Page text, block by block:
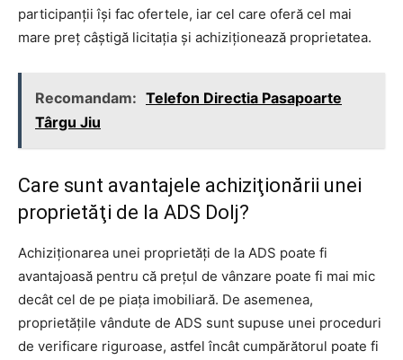
participanţii îşi fac ofertele, iar cel care oferă cel mai
mare preţ câştigă licitaţia şi achiziţionează proprietatea.
Recomandam: Telefon Directia Pasapoarte
Târgu Jiu
Care sunt avantajele achiziţionării unei
proprietăţi de la ADS Dolj?
Achiziţionarea unei proprietăţi de la ADS poate fi
avantajoasă pentru că preţul de vânzare poate fi mai mic
decât cel de pe piaţa imobiliară. De asemenea,
proprietăţile vândute de ADS sunt supuse unei proceduri
de verificare riguroase, astfel încât cumpărătorul poate fi